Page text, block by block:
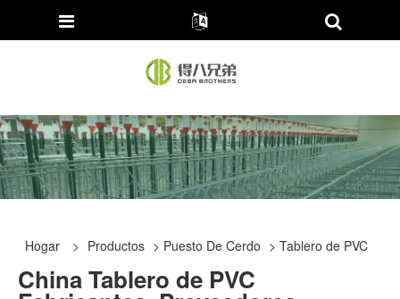
Hogar > Productos > Puesto De Cerdo > Tablero de PVC
China Tablero de PVC